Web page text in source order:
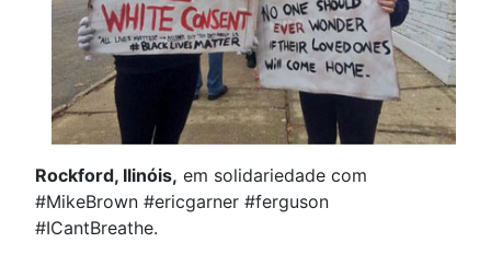
Rockford, Ilinóis, em solidariedade com
#MikeBrown #ericgarner #ferguson
#ICantBreathe.